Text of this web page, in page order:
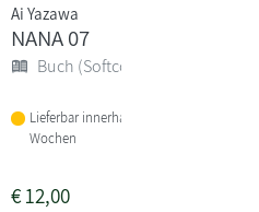
Ai Yazawa
NANA 07
Buch (Softcover)
Lieferbar innerhalb von 2
Wochen
€12,00